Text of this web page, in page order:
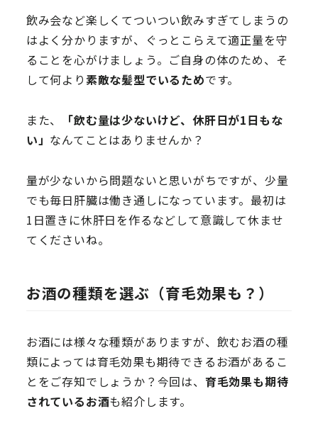
飲み会など楽しくてついつい飲みすぎてしまうの
はよく分かりますが、ぐっとこらえて適正量を守
ることを心がけましょう。ご自身の体のため、そ
して何より素敵な髪型でいるためです。
また、
「飲む量は少ないけど、休肝日が1日もな
い」 なんてことはありませんか？
量が少ないから問題ないと思いがちですが、少量
でも毎日肝臓は働き通しになっています。最初は
1日置きに休肝日を作るなどして意識して休ませ
てくださいね。
お酒の種類を選ぶ（育毛効果も？）
お酒には様々な種類がありますが、飲むお酒の種
類によっては育毛効果も期待できるお酒があるこ
とをご存知でしょうか？今回は、 育毛効果も期待
されているお酒も紹介します。